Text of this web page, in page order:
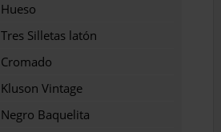
Hueso
Tres Silletas latón
Cromado
Kluson Vintage
Negro Baquelita